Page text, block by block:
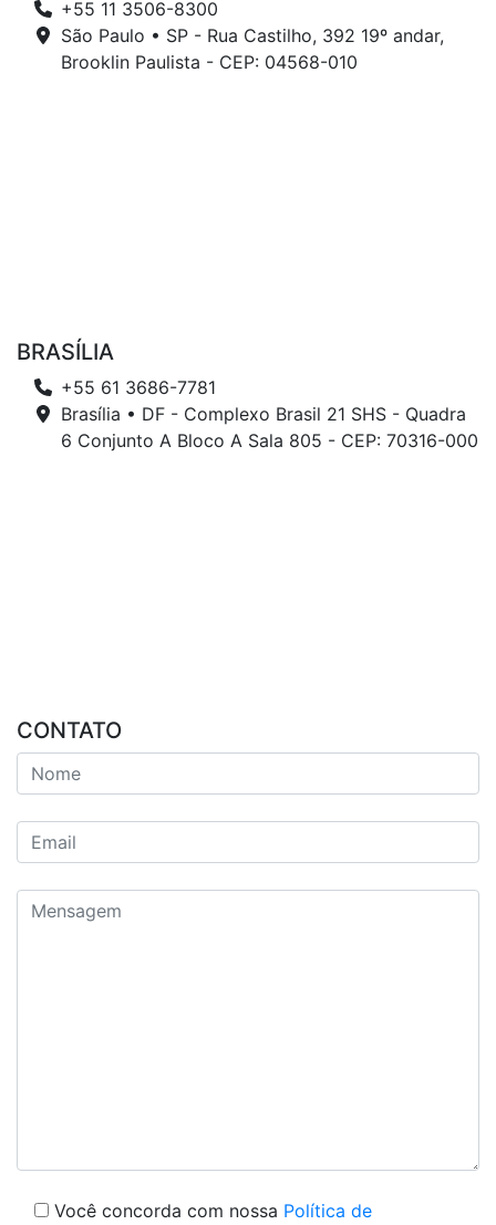
+55 11 3506-8300
São Paulo • SP - Rua Castilho, 392 19º andar,
Brooklin Paulista - CEP: 04568-010
BRASÍLIA
+55 61 3686-7781
Brasília • DF - Complexo Brasil 21 SHS - Quadra
6 Conjunto A Bloco A Sala 805 - CEP: 70316-000
CONTATO
Você concorda com nossa Política de